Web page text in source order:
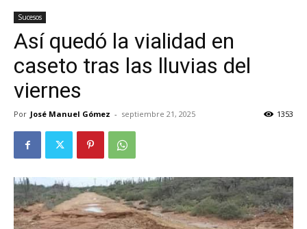
Sucesos
Así quedó la vialidad en
caseto tras las lluvias del
viernes
Por José Manuel Gómez - septiembre 21, 2025 1353